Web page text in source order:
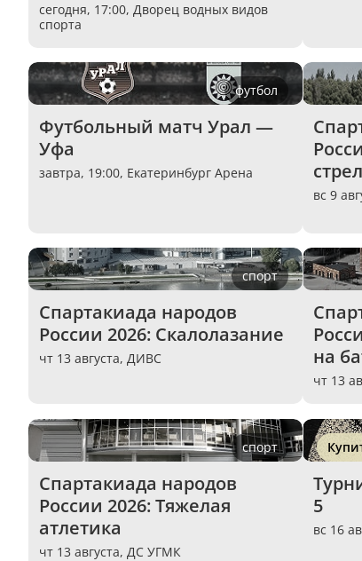
сегодня, 17:00, Дворец водных видов
спорта
футбол
Футбольный матч Урал —
Уфа
завтра, 19:00, Екатеринбург Арена
вс 9
спорт
Спартакиада народов
России 2026: Скалолазание
чт 13 августа, ДИВС
на
чт 13
спорт
Спартакиада народов
России 2026: Тяжелая
атлетика
чт 13 августа, ДС УГМК
5
вс 16